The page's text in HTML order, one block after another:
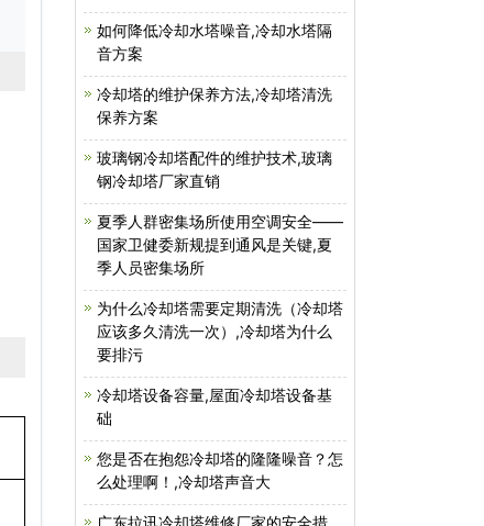
如何降低冷却水塔噪音,冷却水塔隔
音方案
冷却塔的维护保养方法,冷却塔清洗
保养方案
玻璃钢冷却塔配件的维护技术,玻璃
钢冷却塔厂家直销
夏季人群密集场所使用空调安全——
国家卫健委新规提到通风是关键,夏
季人员密集场所
为什么冷却塔需要定期清洗（冷却塔
应该多久清洗一次）,冷却塔为什么
要排污
冷却塔设备容量,屋面冷却塔设备基
础
您是否在抱怨冷却塔的隆隆噪音？怎
么处理啊！,冷却塔声音大
广东拉讯冷却塔维修厂家的安全措